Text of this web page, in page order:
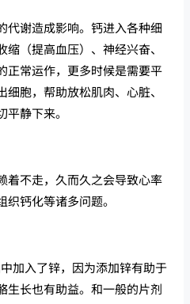
代谢造成影响。钙进入各种细
（提高血压）、神经兴奋、
正常运作，更多时候是需要平
胞，帮助放松肌肉、心脏、
静下来。
着不走，久而久之会导致心率
钙化等诸多问题。
加入了锌，因为添加锌有助于
生长也有助益。和一般的片剂